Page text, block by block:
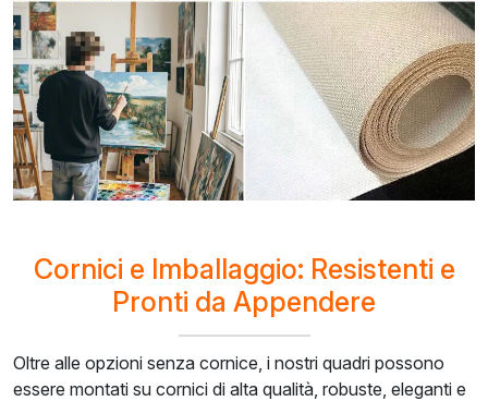
Cornici e Imballaggio: Resistenti e
Pronti da Appendere
Oltre alle opzioni senza cornice, i nostri quadri possono
essere montati su cornici di alta qualità, robuste, eleganti e